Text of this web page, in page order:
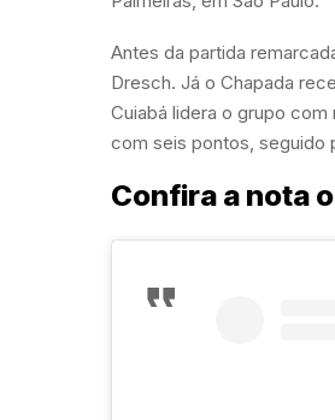
Antes da partida
Dresch. Já o Chapada
Cuiabá lidera o grupo
com seis pontos, seguido
Confira a nota